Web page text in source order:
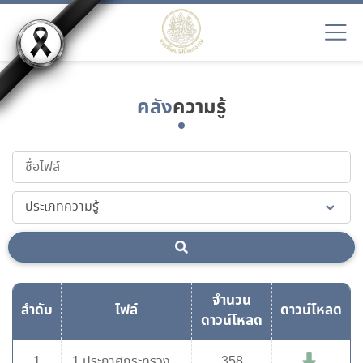
คลังความรู้
ลำดับ ไฟล์
จำนวน
ดาวน์โหลด
ดาวน์โหลด